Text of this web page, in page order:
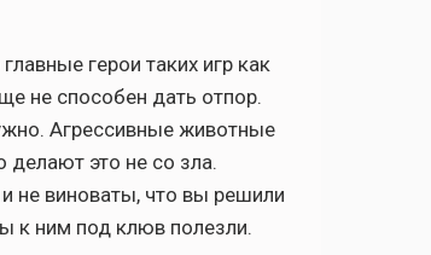
герои таких игр как
не способен дать отпор.
Агрессивные животные
делают это не со зла.
не виноваты, что вы решили
к ним под клюв полезли.